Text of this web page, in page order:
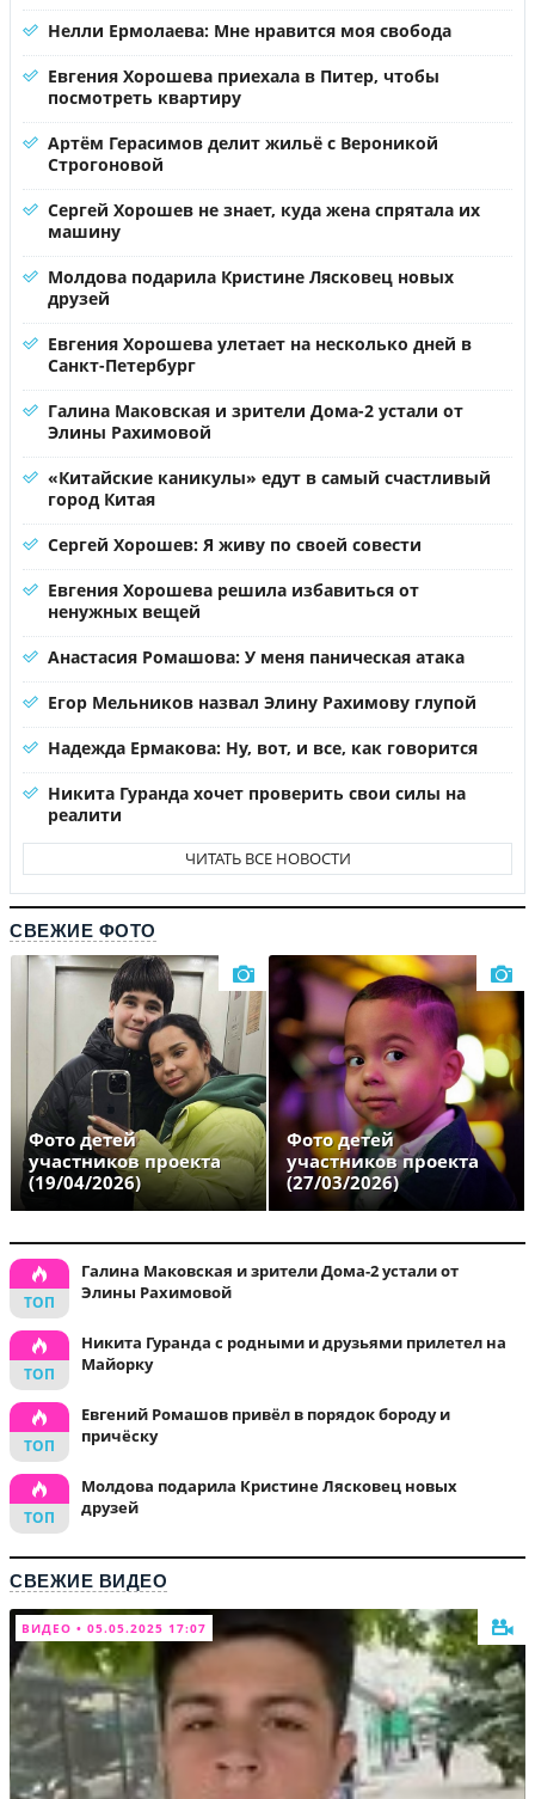
Нелли Ермолаева: Мне нравится моя свобода
Евгения Хорошева приехала в Питер, чтобы
посмотреть квартиру
Артём Герасимов делит жильё с Вероникой
Строгоновой
Сергей Хорошев не знает, куда жена спрятала их
машину
Молдова подарила Кристине Лясковец новых
друзей
Евгения Хорошева улетает на несколько дней в
Санкт-Петербург
Галина Маковская и зрители Дома-2 устали от
Элины Рахимовой
«Китайские каникулы» едут в самый счастливый
город Китая
Сергей Хорошев: Я живу по своей совести
Евгения Хорошева решила избавиться от
ненужных вещей
Анастасия Ромашова: У меня паническая атака
Егор Мельников назвал Элину Рахимову глупой
Надежда Ермакова: Ну, вот, и все, как говорится
Никита Гуранда хочет проверить свои силы на
реалити
ЧИТАТЬ ВСЕ НОВОСТИ
СВЕЖИЕ ФОТО
Фото детей
участников проекта
(19/04/2026)
Фото детей
участников проекта
(27/03/2026)
Галина Маковская и зрители Дома-2 устали от
Элины Рахимовой
Никита Гуранда с родными и друзьями прилетел на
Майорку
Евгений Ромашов привёл в порядок бороду и
причёску
Молдова подарила Кристине Лясковец новых
друзей
СВЕЖИЕ ВИДЕО
ВИДЕО • 05.05.2025 17:07